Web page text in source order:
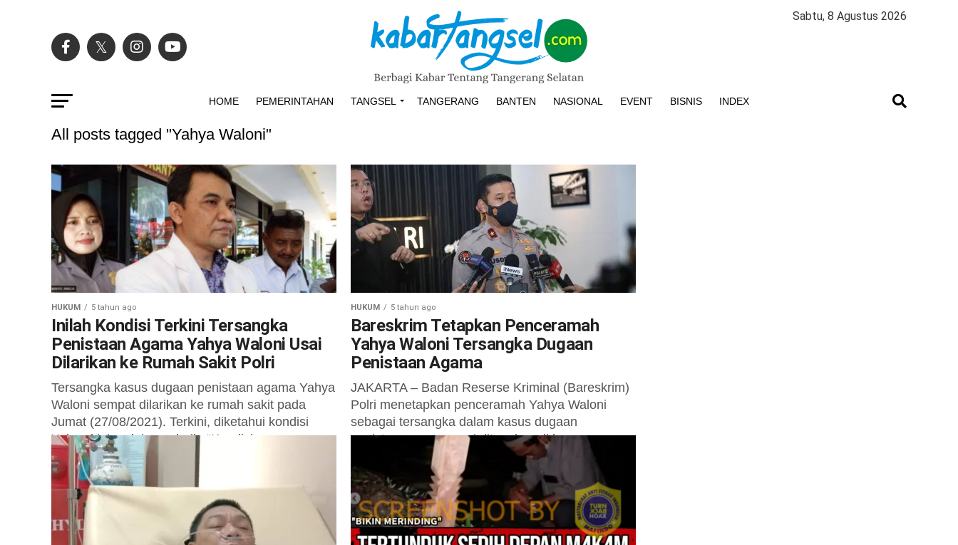
Sabtu, 8 Agustus 2026
HOME PEMERINTAHAN TANGSEL TANGERANG BANTEN NASIONAL EVENT BISNIS INDEX
All posts tagged "Yahya Waloni"
HUKUM 5 tahun ago
Inilah Kondisi Terkini Tersangka
Penistaan Agama Yahya Waloni Usai
Dilarikan ke Rumah Sakit Polri
Tersangka kasus dugaan penistaan agama Yahya
Waloni sempat dilarikan ke rumah sakit pada
Jumat (27/08/2021). Terkini, diketahui kondisi
Yahya kini mulai membaik. “Kondisi yang
bersangkutan relatif...
HUKUM 5 tahun ago
Bareskrim Tetapkan Penceramah
Yahya Waloni Tersangka Dugaan
Penistaan Agama
JAKARTA – Badan Reserse Kriminal (Bareskrim)
Polri menetapkan penceramah Yahya Waloni
sebagai tersangka dalam kasus dugaan
penistaan agama usai ditangkap di kawasan
Cibubur pada Kamis (26/8)....